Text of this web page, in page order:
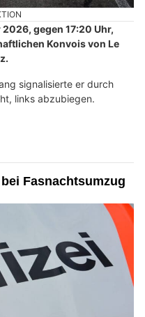
gegen 17:20 Uhr,
Konvois von Le
signalisierte er durch
links abzubiegen.
Fasnachtsumzug